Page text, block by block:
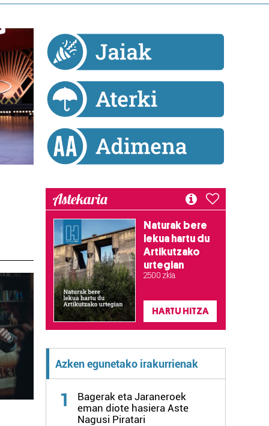
Astekaria
Naturak bere
lekua hartu du
Artikutzako
urtegian
2.500 zkia.
HARTU HITZA
Azken egunetako irakurrienak
1
Bagerak eta Jaraneroek
eman diote hasiera Aste
Nagusi Piratari